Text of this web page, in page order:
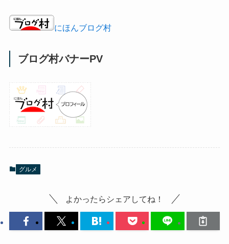
にほんブログ村
ブログ村バナーPV
グルメ
よかったらシェアしてね！